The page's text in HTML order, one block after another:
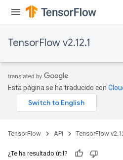
TensorFlow v2.12.1
Esta página se ha traducido con
TensorFlow API TensorFlow
¿Te ha resultado útil?